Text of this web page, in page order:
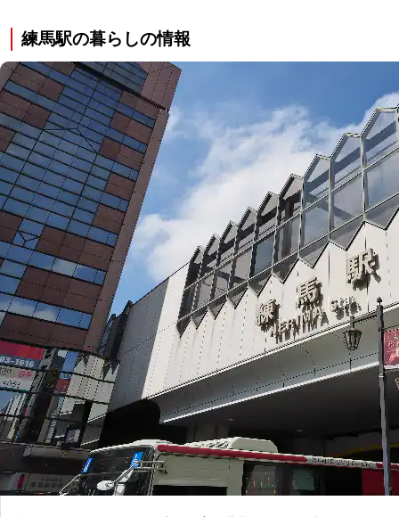
練馬駅の暮らしの情報